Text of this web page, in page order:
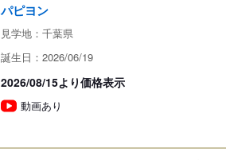
パピヨン
見学地：千葉県
誕生日：2026/06/19
2026/08/15より価格表示
動画あり